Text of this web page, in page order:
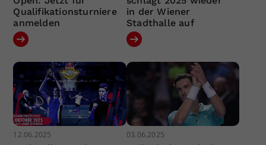
Qualifikationsturniere
anmelden
in der Wiener
Stadthalle auf
12.06.2025 03.06.2025